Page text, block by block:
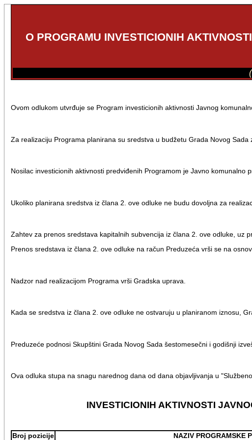
O PROGRAMU INVESTICIONIH
Ovom odlukom utvrđuje se Program investicionih aktivnosti Javnog
Za realizaciju Programa planirana su sredstva u budžetu Grada Novog
Nosilac investicionih aktivnosti predviđenih Programom je Javno komunalno
Ukoliko planirana sredstva iz člana 2. ove odluke ne budu dovoljna za
Zahtev za prenos sredstava kapitalnih subvencija iz člana 2. ove odluke, uz
Prenos sredstava iz člana 2. ove odluke na račun Preduzeća vrši se na
Nadzor nad realizacijom Programa vrši Gradska uprava.
Kada se sredstva iz člana 2. ove odluke ne ostvaruju u planiranom iznosu,
Preduzeće podnosi Skupštini Grada Novog Sada šestomesečni i godišnji
Ova odluka stupa na snagu narednog dana od dana objavljivanja u
INVESTICIONIH AKTIVNOSTI
Broj pozicije NAZIV PROGRAMSKE